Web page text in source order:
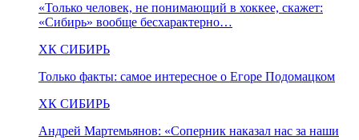
«Только человек, не понимающий в хоккее, скажет:
«Сибирь» вообще бесхарактерно…
ХК СИБИРЬ
Только факты: самое интересное о Егоре Подомацком
ХК СИБИРЬ
Андрей Мартемьянов: «Соперник наказал нас за наши